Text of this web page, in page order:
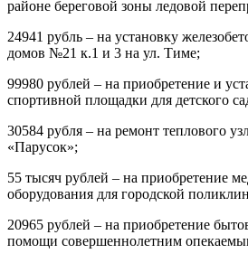
районе береговой зоны ледовой
24941 рубль – на установку
домов №21 к.1 и 3 на ул. Тиме;
99980 рублей – на приобретение и
спортивной площадки для детского
30584 рубля – на ремонт теплового
«Парусок»;
55 тысяч рублей – на приобретение
оборудования для городской
20965 рублей – на приобретение
помощи совершеннолетним